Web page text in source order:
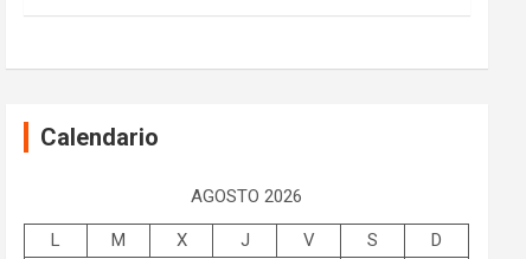
Calendario
AGOSTO 2026
L M X J V S
D